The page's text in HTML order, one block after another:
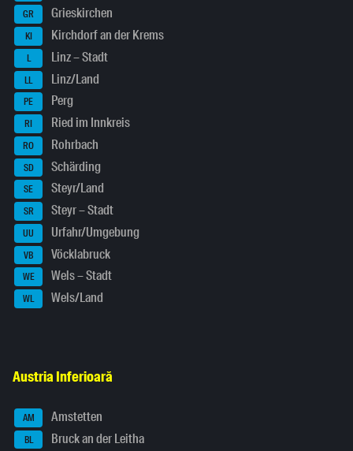
GR Grieskirchen
KI Kirchdorf an der Krems
L Linz – Stadt
LL Linz/Land
PE Perg
RI Ried im Innkreis
RO Rohrbach
SD Schärding
SE Steyr/Land
SR Steyr – Stadt
UU Urfahr/Umgebung
VB Vöcklabruck
WE Wels – Stadt
WL Wels/Land
Austria Inferioară
AM Amstetten
BL Bruck an der Leitha